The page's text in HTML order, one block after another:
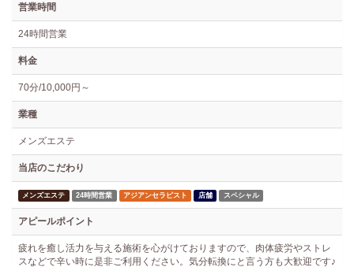
営業時間
24時間営業
料金
70分/10,000円～
業種
メンズエステ
当店のこだわり
メンズエステ 24時間営業 アジアンセラピスト 店舗 スペシャル
アピールポイント
疲れを癒し活力を与える施術を心がけておりますので、肉体疲労やストレ
スなどで辛い時に是非ご利用ください。気分転換にと言う方も大歓迎です♪